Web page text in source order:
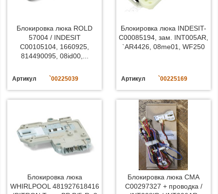
Блокировка люка ROLD
57004 / INDESIT
C00105104, 1660925,
814490095, 08id00,...
Артикул `00225039
Блокировка люка INDESIT-
C00085194, зам. INT005AR,
`AR4426, 08me01, WF250
Артикул `00225169
Блокировка люка
WHIRLPOOL 481927618416
Блокировка люка СМА
C00297327 + проводка /